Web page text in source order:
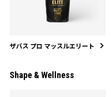
ザバス プロ マッスルエリート
Shape & Wellness